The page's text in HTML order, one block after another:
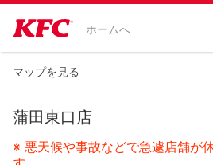
ホームへ
マップを見る
蒲田東口店
※ 悪天候や事故などで急遽店舗が